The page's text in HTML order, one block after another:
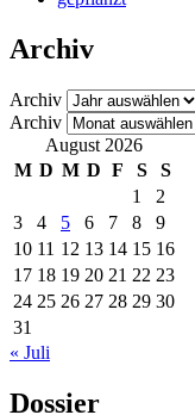
Archiv
Archiv
Archiv
August 2026
M D M D F S
S
1
2
3
4 5 6 7 8
9
10 11 12 13 14 15 16
17 18 19 20 21 22 23
24 25 26 27 28 29 30
31
« Juli
Dossier